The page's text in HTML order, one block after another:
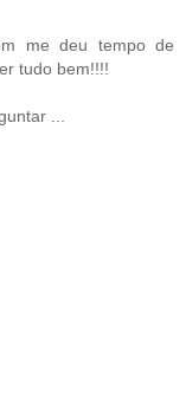
me deu tempo de
tudo bem!!!!
...